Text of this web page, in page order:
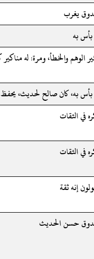
يغرب
به
الوهم والخطأ، ومرة: له مناكير
بأس به، كان صالح لحديث،
في الثقات
في الثقات
إنه ثقة
حسن الحديث